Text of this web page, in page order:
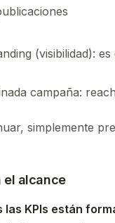
(visibilidad):
campaña:
simplemente
el alcance
las KPIs están